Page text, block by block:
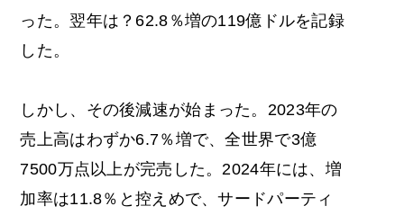
った。翌年は？62.8％増の119億ドルを記録
した。
しかし、その後減速が始まった。2023年の
売上高はわずか6.7％増で、全世界で3億
7500万点以上が完売した。2024年には、増
加率は11.8％と控えめで、サードパーティ